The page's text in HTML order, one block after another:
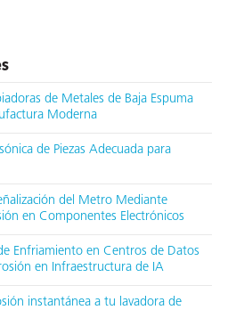
de Metales de Baja Espuma
Moderna
de Piezas Adecuada para
del Metro Mediante
en Componentes Electrónicos
Enfriamiento en Centros de Datos
en Infraestructura de IA
instantánea a tu lavadora de